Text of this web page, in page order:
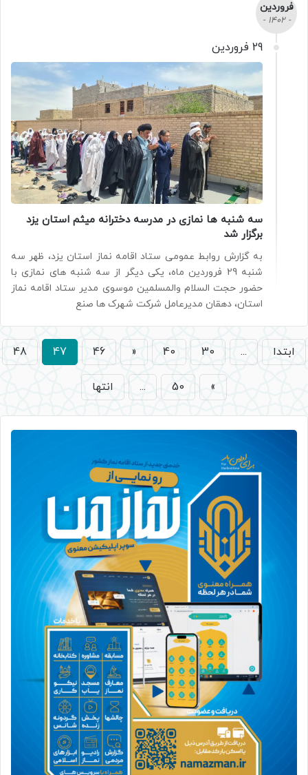
فروردین
- 1402 -
29 فروردین
سه شنبه ها نمازی در مدرسه دخترانه میثم استان یزد
برگزار شد
به گزارش روابط عمومی ستاد اقامه نماز استان یزد، ظهر سه
شنبه 29 فروردین ماه، یکی دیگر از سه شنبه های نمازی با
حضور حجت السلام والمسلمین موسوی مدیر ستاد اقامه نماز
استان، دهقان مدیرعامل شرکت شهرک ها صنع
ابتدا ...
30
40
«
46
47
48
»
50
... انتها